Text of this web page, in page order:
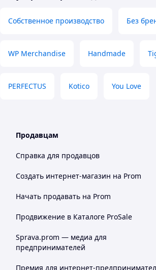
Собственное производство Без
WP Merchandise Handmade
PERFECTUS Kotico You Love
Продавцам
Справка для продавцов
Создать интернет-магазин на Prom
Начать продавать на Prom
Продвижение в Каталоге ProSale
Sprava.prom — медиа для
предпринимателей
Премия для интернет-